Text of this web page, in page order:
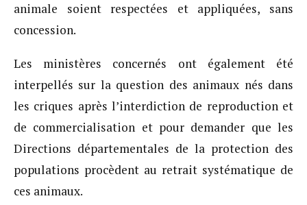
animale soient respectées et appliquées, sans
concession.
Les ministères concernés ont également été
interpellés sur la question des animaux nés dans
les criques après l’interdiction de reproduction et
de commercialisation et pour demander que les
Directions départementales de la protection des
populations procèdent au retrait systématique de
ces animaux.